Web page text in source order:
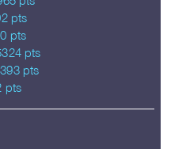
pts
pts
pts
pts
pts